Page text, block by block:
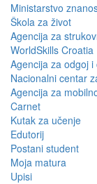
Ministarstvo
Škola za život
Agencija za
WorldSkills Croatia
Agencija za odgoj
Nacionalni centar
Agencija za
Carnet
Kutak za učenje
Edutorij
Postani student
Moja matura
Upisi